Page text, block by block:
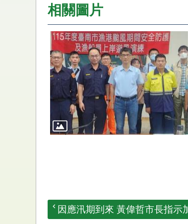
相關圖片
因應汛期到來 黃偉哲市長指示